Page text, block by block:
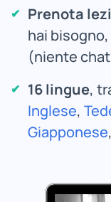
Prenota
hai
(niente
16 lingue,
Inglese,
Giapponese